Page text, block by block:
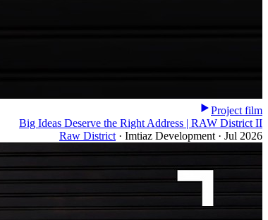
Project film
Big Ideas Deserve the Right Address | RAW District II
Raw District · Imtiaz Development · Jul 2026